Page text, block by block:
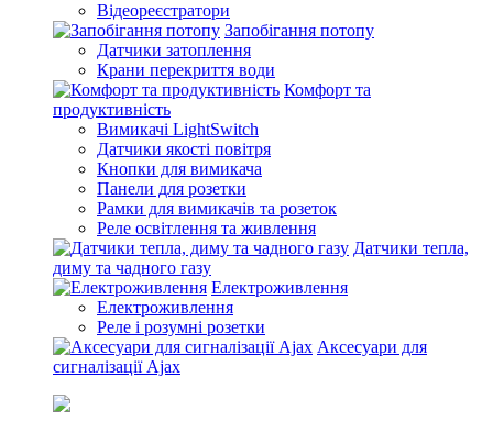
Відеореєстратори
Запобігання потопу
Датчики затоплення
Крани перекриття води
Комфорт та
продуктивність
Вимикачі LightSwitch
Датчики якості повітря
Кнопки для вимикача
Панели для розетки
Рамки для вимикачів та розеток
Реле освітлення та живлення
Датчики тепла,
диму та чадного газу
Електроживлення
Електроживлення
Реле і розумні розетки
Аксесуари для
сигналізації Ajax